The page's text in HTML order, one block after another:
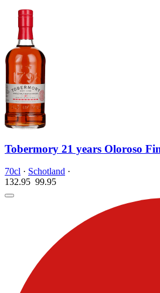
Tobermory 21 years Oloroso
70cl · Schotland ·
132.95 99.95